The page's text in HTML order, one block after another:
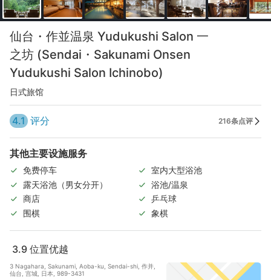
仙台・作並温泉 Yudukushi Salon 一
之坊 (Sendai・Sakunami Onsen
Yudukushi Salon Ichinobo)
日式旅馆
4.1 评分 216条点评
其他主要设施服务
免费停车
室内大型浴池
露天浴池（男女分开）
浴池/温泉
商店
乒乓球
围棋
象棋
3.9 位置优越
3 Nagahara, Sakunami, Aoba-ku, Sendai-shi, 作并,
仙台, 宫城, 日本, 989-3431